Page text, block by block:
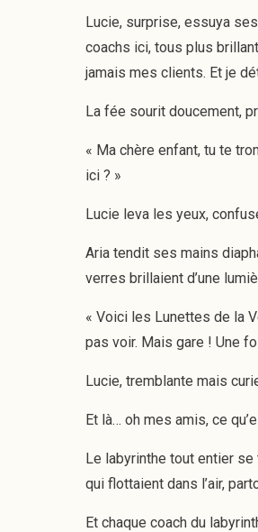
Lucie, surprise, essuya
coachs ici, tous plus
jamais mes clients. Et je
La fée sourit doucement,
« Ma chère enfant, tu te
ici ? »
Lucie leva les yeux,
Aria tendit ses mains
verres brillaient d’une
« Voici les Lunettes de la
pas voir. Mais gare ! Une
Lucie, tremblante mais
Et là… oh mes amis, ce
Le labyrinthe tout entier
qui flottaient dans l’air,
Et chaque coach du